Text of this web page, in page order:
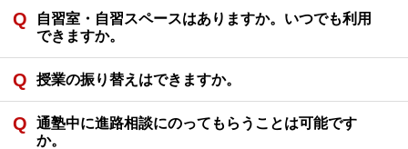
自習室・自習スペースはありますか。いつでも利用
できますか。
授業の振り替えはできますか。
通塾中に進路相談にのってもらうことは可能です
か。